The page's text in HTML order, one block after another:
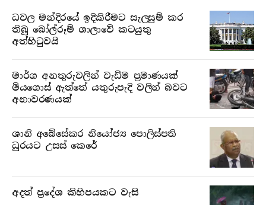
ධවල මන්දිරයේ ඉදිකිරීමට සැලසුම් කර
තිබූ බෝල්රූම් ශාලාවේ කටයුතු
අත්හිටුවයි
මාර්ග අනතුරුවලින් වැඩිම ප්‍රමාණයක්
මියගොස් ඇත්තේ යතුරුපැදි වලින් බවට
අනාවරණයක්
ශානි අබේසේකර නියෝජ්‍ය පොලිස්පති
ධුරයට උසස් කෙරේ
අදත් ප්‍රදේශ කිහිපයකට වැසි